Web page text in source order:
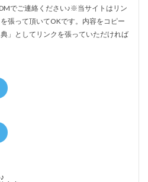
でご連絡ください♪※当サイトはリン
張って頂いてOKです。内容をコピー
」としてリンクを張っていただければ